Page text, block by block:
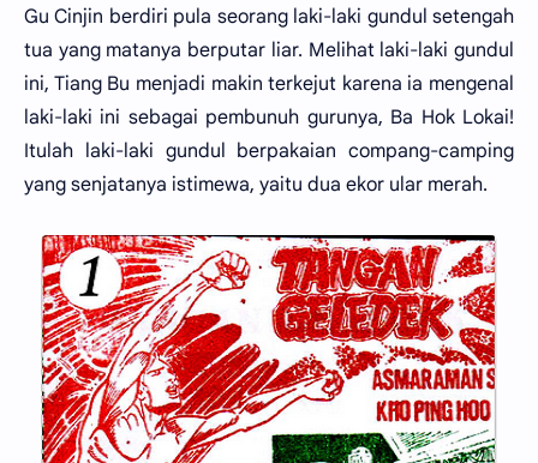
Gu Cinjin berdiri pula seorang laki-laki gundul setengah
tua yang matanya berputar liar. Melihat laki-laki gundul
ini, Tiang Bu menjadi makin terkejut karena ia mengenal
laki-laki ini sebagai pembunuh gurunya, Ba Hok Lokai!
Itulah laki-laki gundul berpakaian compang-camping
yang senjatanya istimewa, yaitu dua ekor ular merah.